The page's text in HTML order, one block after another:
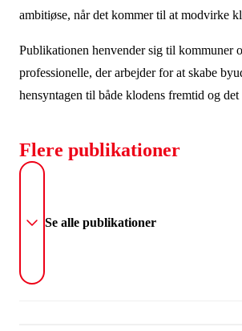
ambitiøse, når det kommer til at modvirke
Publikationen henvender sig til kommuner
professionelle, der arbejder for at skabe
hensyntagen til både klodens fremtid og
Flere publikationer
Se alle publikationer